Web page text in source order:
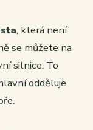
, která není
se můžete na
silnice. To
odděluje